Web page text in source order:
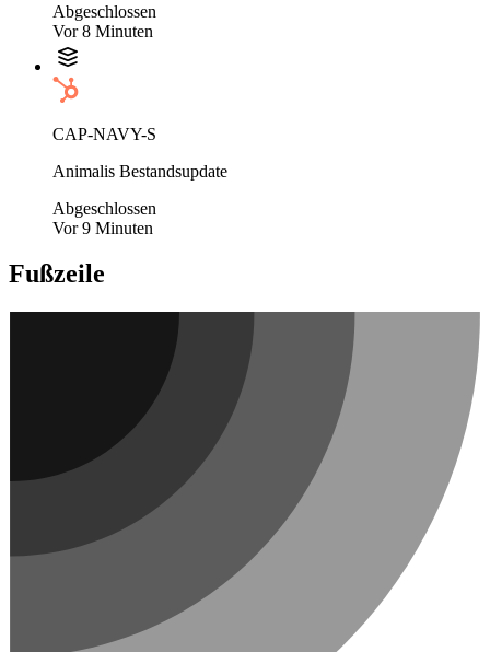
Abgeschlossen
Vor 8 Minuten
CAP-NAVY-S
Animalis Bestandsupdate
Abgeschlossen
Vor 9 Minuten
Fußzeile